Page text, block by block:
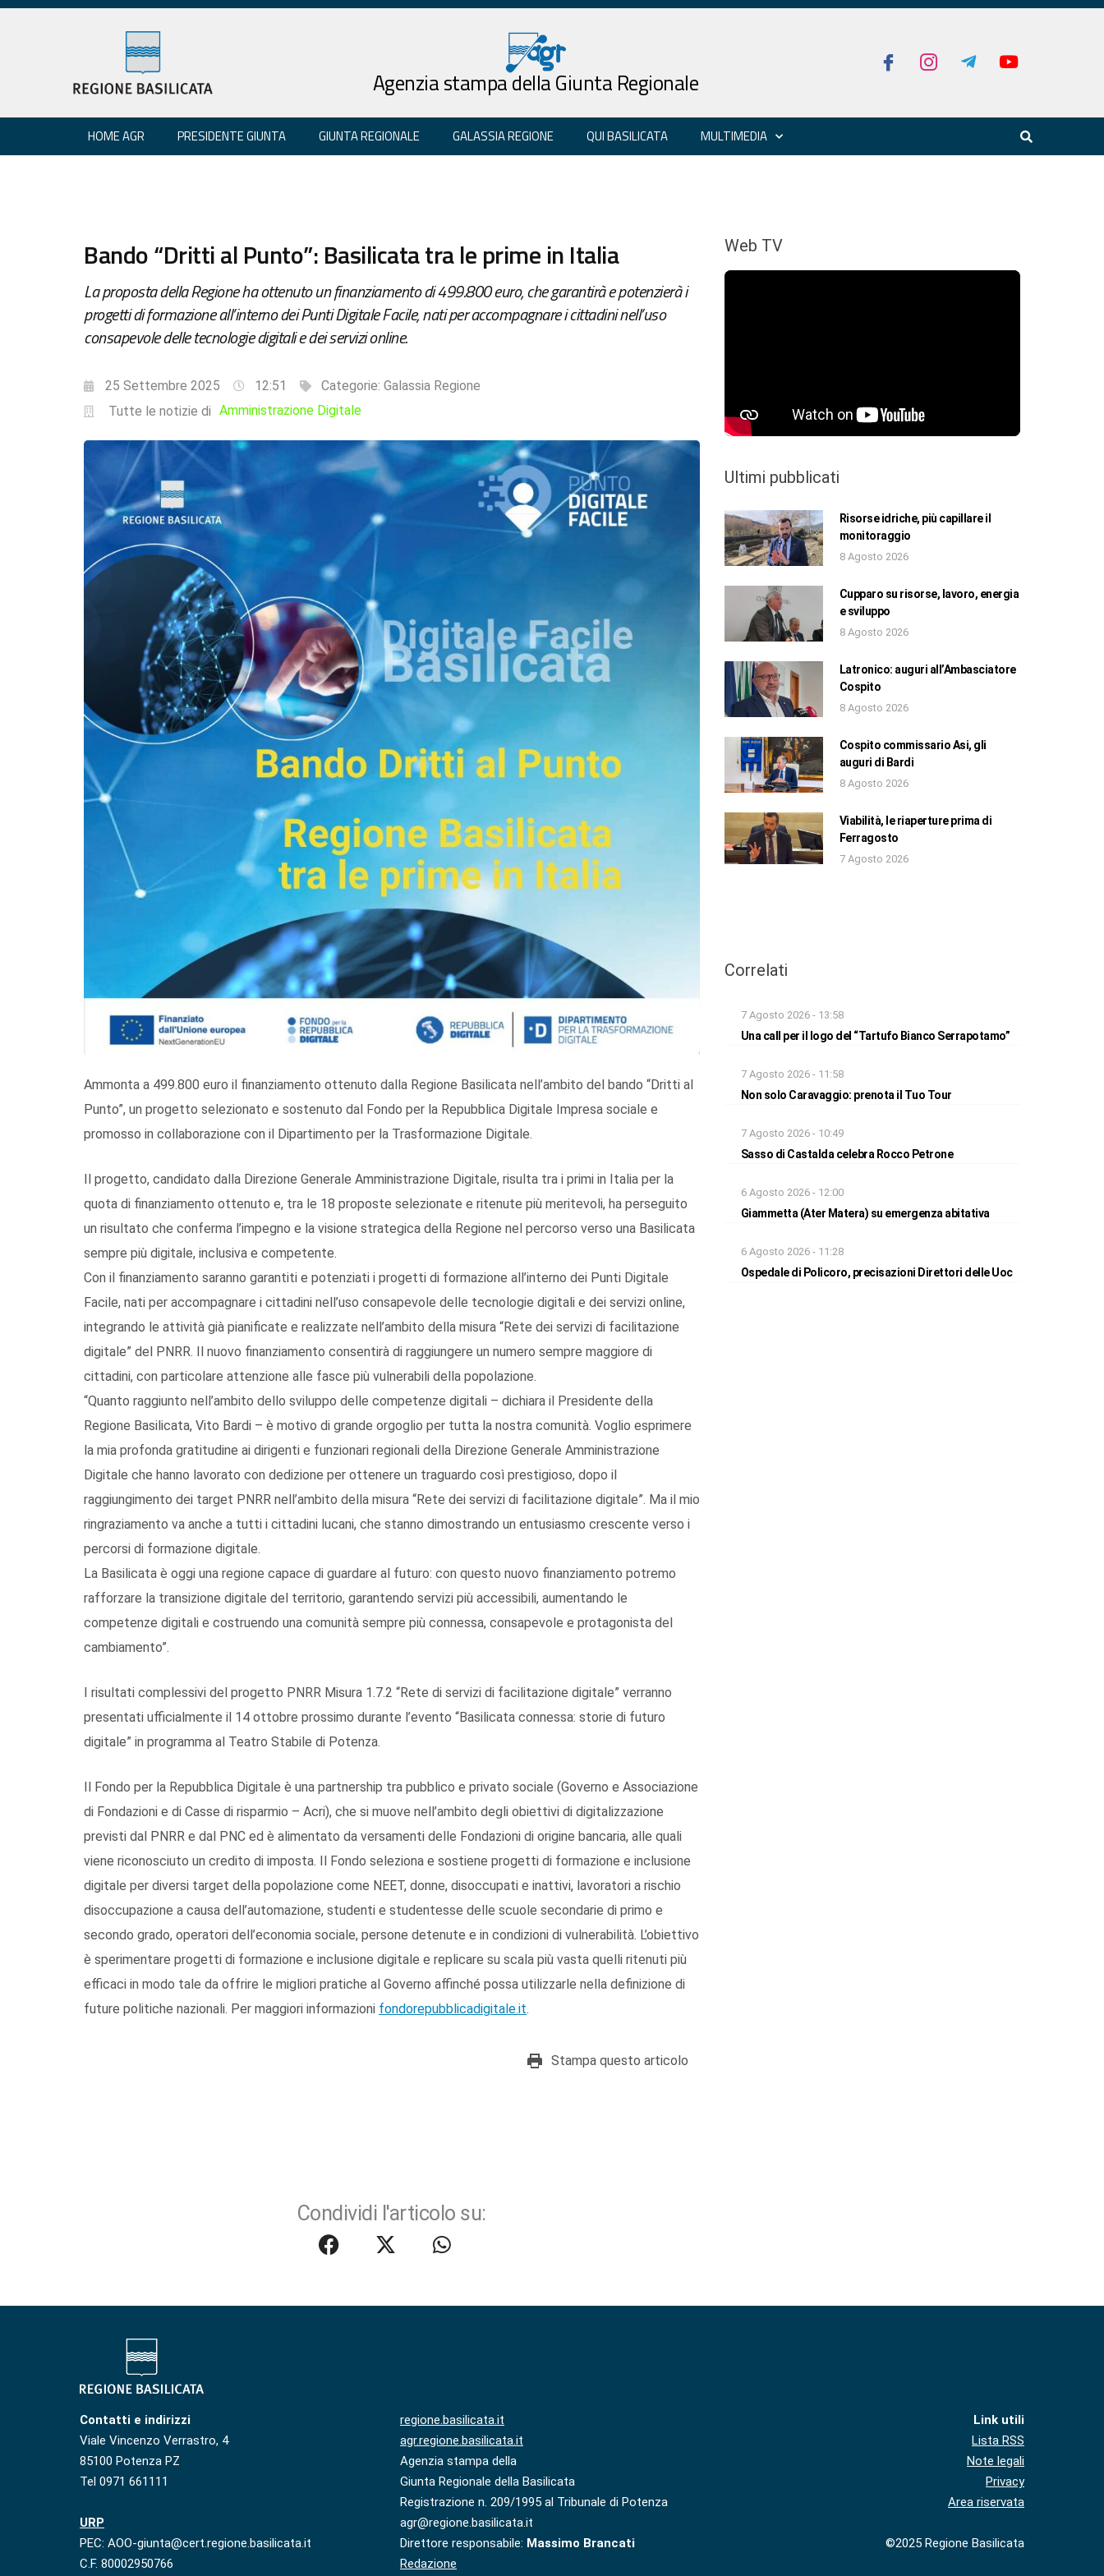
Agenzia stampa della Giunta Regionale
HOME AGR PRESIDENTE GIUNTA GIUNTA REGIONALE GALASSIA REGIONE QUI BASILICATA MULTIMEDIA
Bando “Dritti al Punto”: Basilicata tra le prime in Italia
La proposta della Regione ha ottenuto un finanziamento di 499.800 euro, che garantirà e potenzierà i
progetti di formazione all’interno dei Punti Digitale Facile, nati per accompagnare i cittadini nell’uso
consapevole delle tecnologie digitali e dei servizi online.
25 Settembre 2025 12:51 Categorie: Galassia Regione
Tutte le notizie di Amministrazione Digitale
Ammonta a 499.800 euro il finanziamento ottenuto dalla Regione Basilicata nell’ambito del bando “Dritti al
Punto”, un progetto selezionato e sostenuto dal Fondo per la Repubblica Digitale Impresa sociale e
promosso in collaborazione con il Dipartimento per la Trasformazione Digitale.
Il progetto, candidato dalla Direzione Generale Amministrazione Digitale, risulta tra i primi in Italia per la
quota di finanziamento ottenuto e, tra le 18 proposte selezionate e ritenute più meritevoli, ha perseguito
un risultato che conferma l’impegno e la visione strategica della Regione nel percorso verso una Basilicata
sempre più digitale, inclusiva e competente.
Con il finanziamento saranno garantiti e potenziati i progetti di formazione all’interno dei Punti Digitale
Facile, nati per accompagnare i cittadini nell’uso consapevole delle tecnologie digitali e dei servizi online,
integrando le attività già pianificate e realizzate nell’ambito della misura “Rete dei servizi di facilitazione
digitale” del PNRR. Il nuovo finanziamento consentirà di raggiungere un numero sempre maggiore di
cittadini, con particolare attenzione alle fasce più vulnerabili della popolazione.
“Quanto raggiunto nell’ambito dello sviluppo delle competenze digitali – dichiara il Presidente della
Regione Basilicata, Vito Bardi – è motivo di grande orgoglio per tutta la nostra comunità. Voglio esprimere
la mia profonda gratitudine ai dirigenti e funzionari regionali della Direzione Generale Amministrazione
Digitale che hanno lavorato con dedizione per ottenere un traguardo così prestigioso, dopo il
raggiungimento dei target PNRR nell’ambito della misura “Rete dei servizi di facilitazione digitale”. Ma il mio
ringraziamento va anche a tutti i cittadini lucani, che stanno dimostrando un entusiasmo crescente verso i
percorsi di formazione digitale.
La Basilicata è oggi una regione capace di guardare al futuro: con questo nuovo finanziamento potremo
rafforzare la transizione digitale del territorio, garantendo servizi più accessibili, aumentando le
competenze digitali e costruendo una comunità sempre più connessa, consapevole e protagonista del
cambiamento”.
I risultati complessivi del progetto PNRR Misura 1.7.2 “Rete di servizi di facilitazione digitale” verranno
presentati ufficialmente il 14 ottobre prossimo durante l’evento “Basilicata connessa: storie di futuro
digitale” in programma al Teatro Stabile di Potenza.
Il Fondo per la Repubblica Digitale è una partnership tra pubblico e privato sociale (Governo e Associazione
di Fondazioni e di Casse di risparmio – Acri), che si muove nell’ambito degli obiettivi di digitalizzazione
previsti dal PNRR e dal PNC ed è alimentato da versamenti delle Fondazioni di origine bancaria, alle quali
viene riconosciuto un credito di imposta. Il Fondo seleziona e sostiene progetti di formazione e inclusione
digitale per diversi target della popolazione come NEET, donne, disoccupati e inattivi, lavoratori a rischio
disoccupazione a causa dell’automazione, studenti e studentesse delle scuole secondarie di primo e
secondo grado, operatori dell’economia sociale, persone detenute e in condizioni di vulnerabilità. L’obiettivo
è sperimentare progetti di formazione e inclusione digitale e replicare su scala più vasta quelli ritenuti più
efficaci in modo tale da offrire le migliori pratiche al Governo affinché possa utilizzarle nella definizione di
future politiche nazionali. Per maggiori informazioni fondorepubblicadigitale.it.
Stampa questo articolo
Condividi l'articolo su:
Web TV
Ultimi pubblicati
Risorse idriche, più capillare il
monitoraggio
8 Agosto 2026
Cupparo su risorse, lavoro, energia
e sviluppo
8 Agosto 2026
Latronico: auguri all’Ambasciatore
Cospito
8 Agosto 2026
Cospito commissario Asi, gli
auguri di Bardi
8 Agosto 2026
Viabilità, le riaperture prima di
Ferragosto
7 Agosto 2026
Correlati
7 Agosto 2026 - 13:58
Una call per il logo del “Tartufo Bianco Serrapotamo”
7 Agosto 2026 - 11:58
Non solo Caravaggio: prenota il Tuo Tour
7 Agosto 2026 - 10:49
Sasso di Castalda celebra Rocco Petrone
6 Agosto 2026 - 12:00
Giammetta (Ater Matera) su emergenza abitativa
6 Agosto 2026 - 11:28
Ospedale di Policoro, precisazioni Direttori delle Uoc
Contatti e indirizzi
Viale Vincenzo Verrastro, 4
85100 Potenza PZ
Tel 0971 661111
URP
PEC: AOO-giunta@cert.regione.basilicata.it
C.F. 80002950766
regione.basilicata.it
agr.regione.basilicata.it
Agenzia stampa della
Giunta Regionale della Basilicata
Registrazione n. 209/1995 al Tribunale di Potenza
agr@regione.basilicata.it
Direttore responsabile: Massimo Brancati
Redazione
Link utili
Lista RSS
Note legali
Privacy
Area riservata
©2025 Regione Basilicata